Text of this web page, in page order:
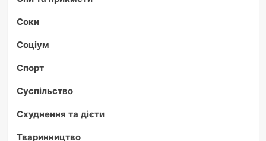
Соки
Соціум
Спорт
Суспільство
Схуднення та дієти
Тваринництво